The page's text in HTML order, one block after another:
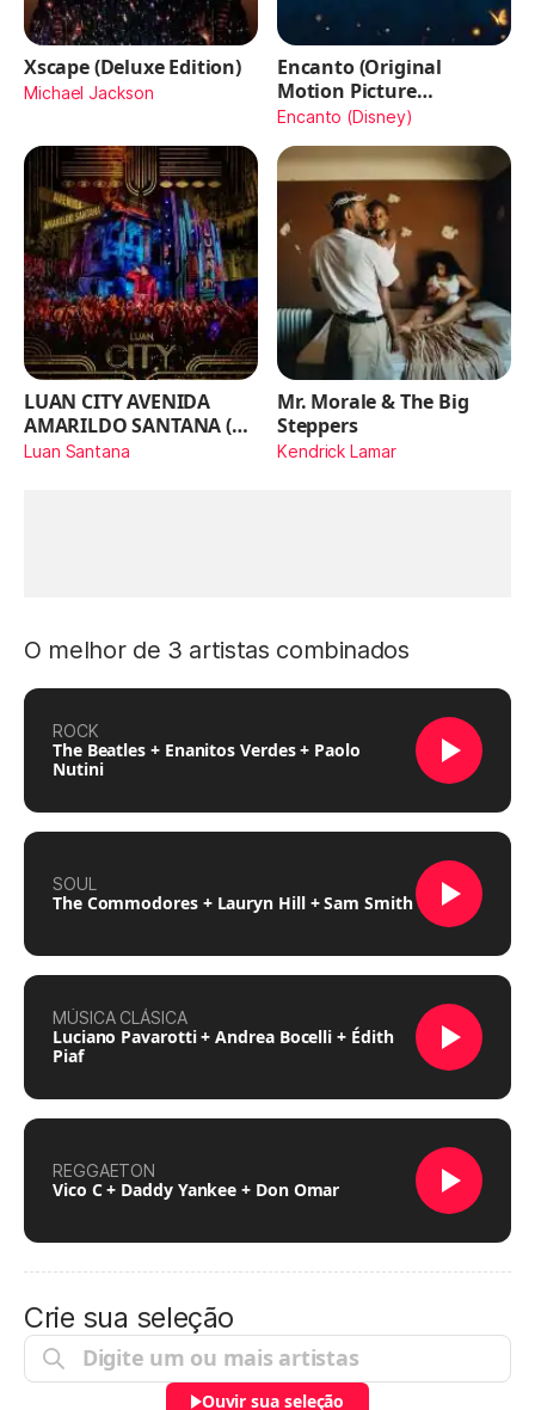
Xscape (Deluxe Edition)
Michael Jackson
Encanto (Original
Motion Picture
Soundtrack)
Encanto (Disney)
LUAN CITY AVENIDA
AMARILDO SANTANA (Ao
Vivo)
Luan Santana
Mr. Morale & The Big
Steppers
Kendrick Lamar
O melhor de 3 artistas combinados
ROCK
The Beatles + Enanitos Verdes + Paolo
Nutini
SOUL
The Commodores + Lauryn Hill + Sam Smith
MÚSICA CLÁSICA
Luciano Pavarotti + Andrea Bocelli + Édith
Piaf
REGGAETON
Vico C + Daddy Yankee + Don Omar
Crie sua seleção
Ouvir sua seleção